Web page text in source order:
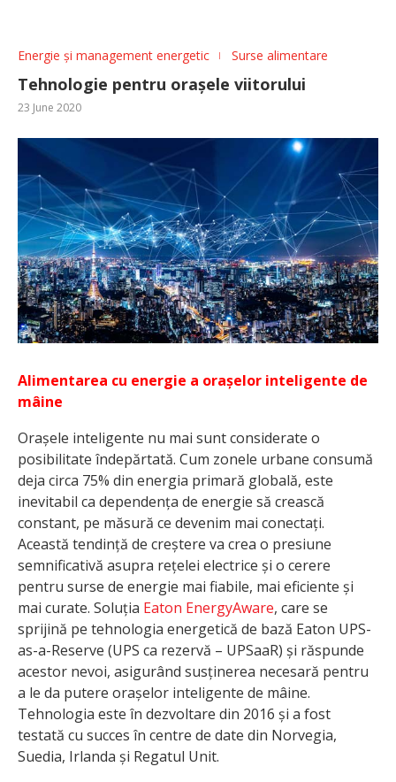
Energie și management energetic Surse alimentare
Tehnologie pentru orașele viitorului
23 June 2020
Alimentarea cu energie a orașelor inteligente de
mâine
Orașele inteligente nu mai sunt considerate o
posibilitate îndepărtată. Cum zonele urbane consumă
deja circa 75% din energia primară globală, este
inevitabil ca dependența de energie să crească
constant, pe măsură ce devenim mai conectați.
Această tendință de creștere va crea o presiune
semnificativă asupra rețelei electrice și o cerere
pentru surse de energie mai fiabile, mai eficiente și
mai curate. Soluția Eaton EnergyAware, care se
sprijină pe tehnologia energetică de bază Eaton UPS-
as-a-Reserve (UPS ca rezervă – UPSaaR) și răspunde
acestor nevoi, asigurând susținerea necesară pentru
a le da putere orașelor inteligente de mâine.
Tehnologia este în dezvoltare din 2016 și a fost
testată cu succes în centre de date din Norvegia,
Suedia, Irlanda și Regatul Unit.